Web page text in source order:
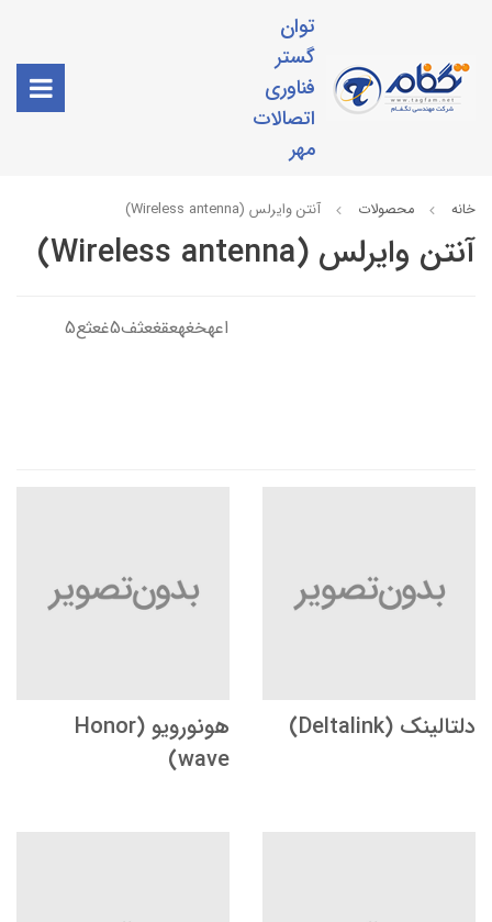
توان
گستر
فناوری
اتصالات
مهر
خانه محصولات آنتن وایرلس (Wireless antenna)
آنتن وایرلس (Wireless antenna)
دلتالینک (Deltalink)
هونورویو (Honor
wave)